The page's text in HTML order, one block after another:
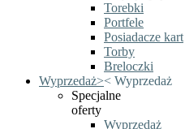
Torebki
Portfele
Posiadacze kart
Torby
Breloczki
Wyprzedaż>< Wyprzedaż
Specjalne
oferty
Wyprzedaż